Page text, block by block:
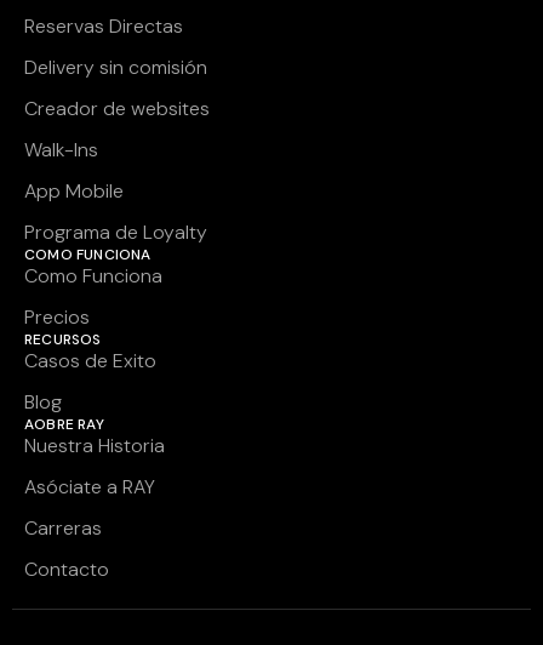
Reservas Directas
Delivery sin comisión
Creador de websites
Walk-Ins
App Mobile
Programa de Loyalty
COMO FUNCIONA
Como Funciona
Precios
RECURSOS
Casos de Exito
Blog
AOBRE RAY
Nuestra Historia
Asóciate a RAY
Carreras
Contacto